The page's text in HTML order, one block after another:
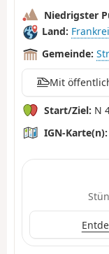
Niedrigster
Land:
Gemeinde:
Mit
Start/Ziel: N
IGN-Karte(n):